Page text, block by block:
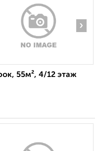
›
55м², 4/12 этаж